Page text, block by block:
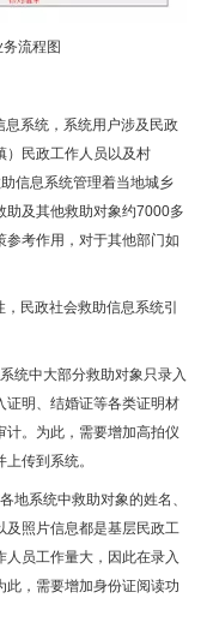
流程图
系统，系统用户涉及民政
）民政工作人员以及村
信息系统管理着当地城乡
助及其他救助对象约7000多
考作用，对于其他部门如
民政社会救助信息系统引
统中大部分救助对象只录入
证明、结婚证等各类证明材
。为此，需要增加高拍仪
传到系统。
地系统中救助对象的姓名、
及照片信息都是基层民政工
人员工作量大，因此在录入
此，需要增加身份证阅读功